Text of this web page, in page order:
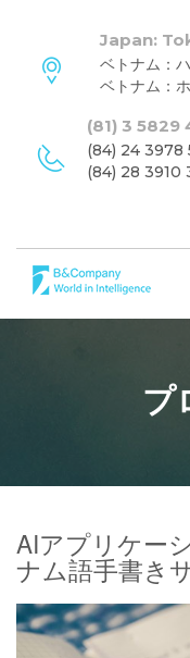
Japan:
ベトナム：
ベトナム：
(81) 3 5829
(84) 24 3978
(84) 28 3910
プ
AIアプリケー
ナム語手書き